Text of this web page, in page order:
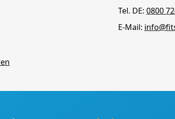
Tel. DE: 0800
E-Mail: